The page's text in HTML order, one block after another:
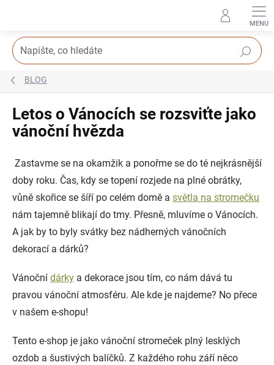
Hledat
BLOG
Letos o Vánocích se rozsviťte jako
vánoční hvězda
Zastavme se na okamžik a ponořme se do té nejkrásnější
doby roku. Čas, kdy se topení rozjede na plné obrátky,
vůně skořice se šíří po celém domě a světla na stromečku
nám tajemně blikají do tmy. Přesně, mluvíme o Vánocích.
A jak by to byly svátky bez nádherných vánočních
dekorací a dárků?
Vánoční dárky a dekorace jsou tím, co nám dává tu
pravou vánoční atmosféru. Ale kde je najdeme? No přece
v našem e-shopu!
Tento e-shop je jako vánoční stromeček plný lesklých
ozdob a šustivých balíčků. Z každého rohu září něco